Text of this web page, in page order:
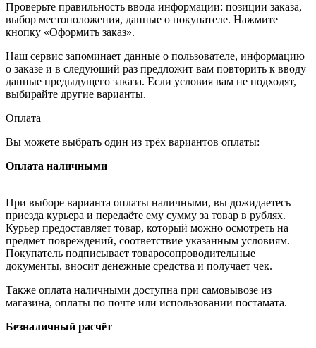
Проверьте правильность ввода информации: позиции заказа,
выбор местоположения, данные о покупателе. Нажмите
кнопку «Оформить заказ».
Наш сервис запоминает данные о пользователе, информацию
о заказе и в следующий раз предложит вам повторить к вводу
данные предыдущего заказа. Если условия вам не подходят,
выбирайте другие варианты.
Оплата
Вы можете выбрать один из трёх вариантов оплаты:
Оплата наличными
При выборе варианта оплаты наличными, вы дожидаетесь
приезда курьера и передаёте ему сумму за товар в рублях.
Курьер предоставляет товар, который можно осмотреть на
предмет повреждений, соответствие указанным условиям.
Покупатель подписывает товаросопроводительные
документы, вносит денежные средства и получает чек.
Также оплата наличными доступна при самовывозе из
магазина, оплаты по почте или использовании постамата.
Безналичный расчёт